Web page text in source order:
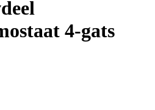
4-gats